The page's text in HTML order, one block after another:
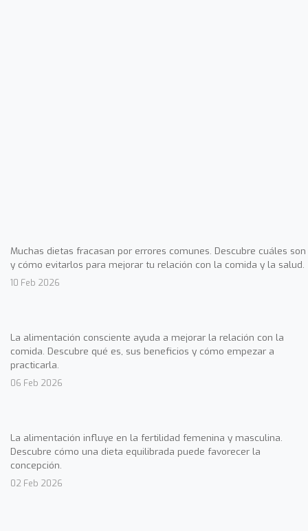
Muchas dietas fracasan por errores comunes. Descubre cuáles son
y cómo evitarlos para mejorar tu relación con la comida y la salud.
10 Feb 2026
La alimentación consciente ayuda a mejorar la relación con la
comida. Descubre qué es, sus beneficios y cómo empezar a
practicarla.
06 Feb 2026
La alimentación influye en la fertilidad femenina y masculina.
Descubre cómo una dieta equilibrada puede favorecer la
concepción.
02 Feb 2026